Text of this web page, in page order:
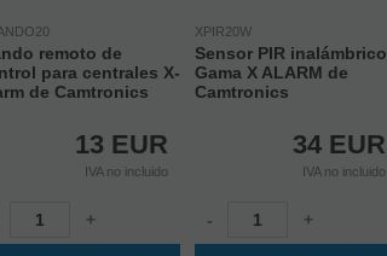
remoto de
para centrales X-
de Camtronics
13 EUR
IVA no incluido
+
XPIR20W
Sensor PIR inalámbrico
Gama X ALARM de
Camtronics
34 EUR
IVA no incluido
- +